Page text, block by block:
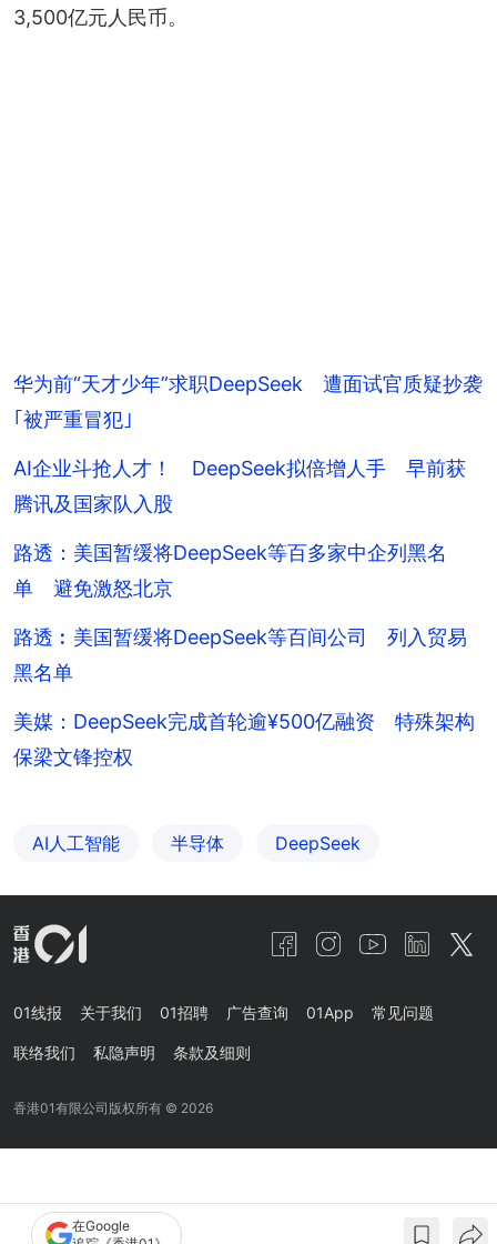
3,500亿元人民币。
华为前“天才少年”求职DeepSeek 遭面试官质疑抄袭
｢被严重冒犯｣
AI企业斗抢人才！ DeepSeek拟倍增人手 早前获
腾讯及国家队入股
路透：美国暂缓将DeepSeek等百多家中企列黑名
单 避免激怒北京
路透︰美国暂缓将DeepSeek等百间公司 列入贸易
黑名单
美媒：DeepSeek完成首轮逾¥500亿融资 特殊架构
保梁文锋控权
AI人工智能 半导体 DeepSeek
在Google
01线报 关于我们 01招聘 广告查询 01App 常见问题
联络我们 私隐声明 条款及细则
香港01有限公司版权所有 © 2026